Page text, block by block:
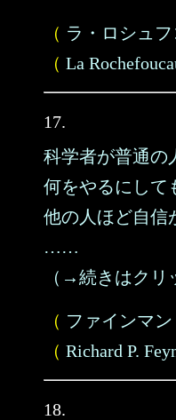
（ ラ・ロシュ
（ La
17.
科学者が普通の
何をやるにして
他の人ほど自信
……
（→続きはクリ
（ ファインマン
（ Richard P.
18.